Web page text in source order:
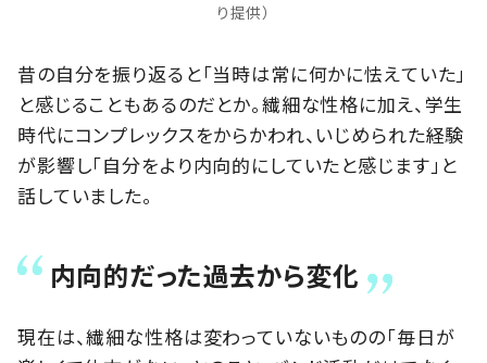
り提供）
昔の自分を振り返ると「当時は常に何かに怯えていた」
と感じることもあるのだとか。繊細な性格に加え、学生
時代にコンプレックスをからかわれ、いじめられた経験
が影響し「自分をより内向的にしていたと感じます」と
話していました。
内向的だった過去から変化
現在は、繊細な性格は変わっていないものの「毎日が